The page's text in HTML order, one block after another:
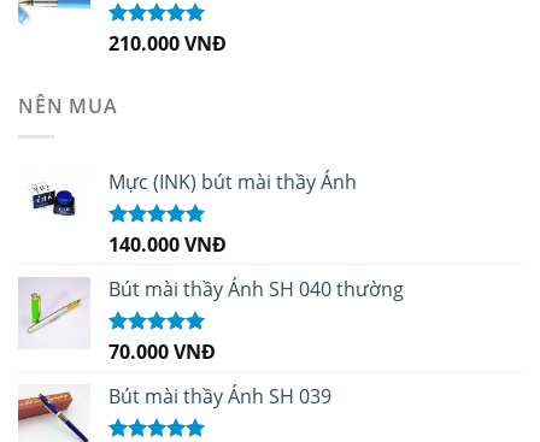
Được xếp
210.000VNĐ
NÊN MUA
Mực (INK) bút mài thầy Ánh
Được xếp
sao
140.000VNĐ
Bút mài thầy Ánh SH 040 thường
Được xếp
sao
70.000VNĐ
Bút mài thầy Ánh SH 039